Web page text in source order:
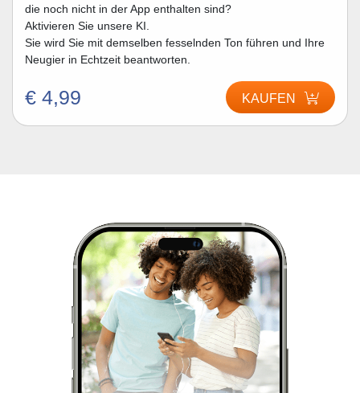
die noch nicht in der App enthalten sind?
Aktivieren Sie unsere KI.
Sie wird Sie mit demselben fesselnden Ton führen und Ihre
Neugier in Echtzeit beantworten.
€ 4,99 KAUFEN